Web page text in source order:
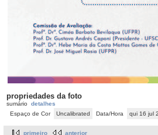
propriedades da foto
sumário detalhes
Espaço de Cor
Uncalibrated Data/Hora qui 16 jul
primeiro anterior